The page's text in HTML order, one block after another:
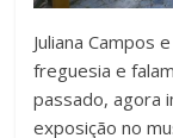
Juliana Campos
freguesia e
passado, agora
exposição no